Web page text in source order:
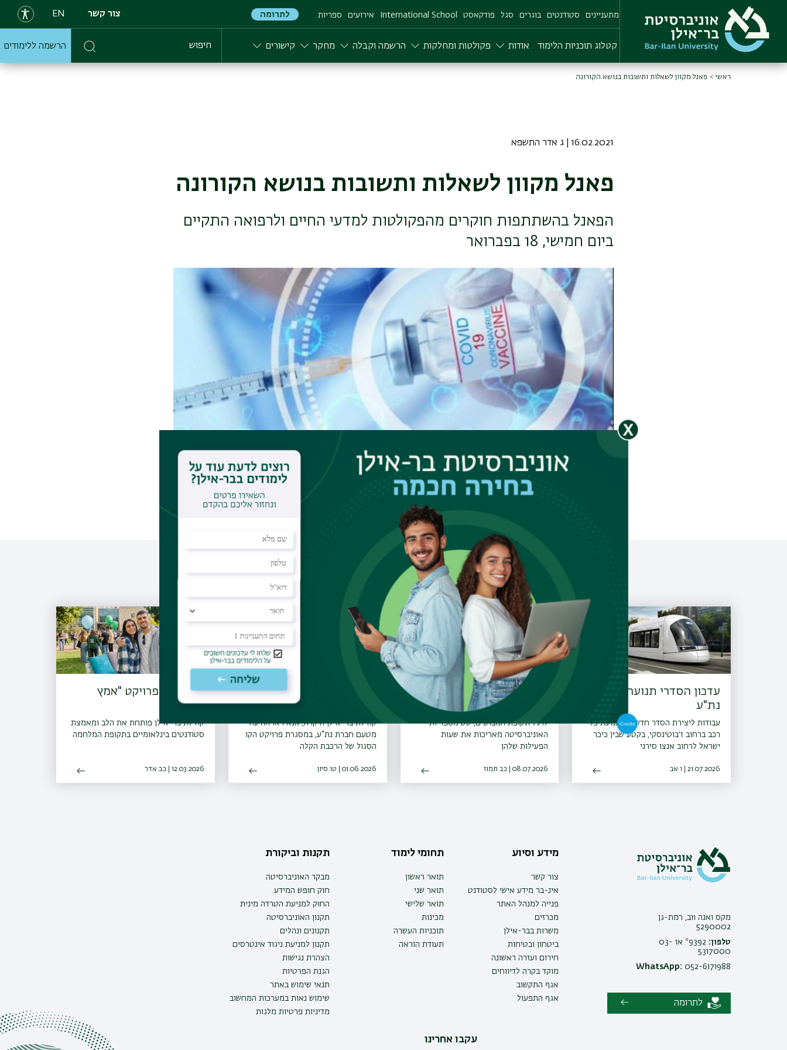
main
content
מתעניינים סטודנטים בוגרים סגל פודקאסט International School אירועים ספריות לתרומה צור קשר EN
קטלוג תוכניות הלימוד אודות פקולטות ומחלקות הרשמה וקבלה מחקר קישורים חיפוש הרשמה ללימודים
ראשי פאנל מקוון לשאלות ותשובות בנושא הקורונה
16.02.2021 | ג אדר התשפא
פאנל מקוון לשאלות ותשובות בנושא הקורונה
הפאנל בהשתתפות חוקרים מהפקולטות למדעי החיים ולרפואה התקיים
ביום חמישי, 18 בפברואר
תמונה
עוד פרסומים שיעניינו אותך
עדכון הסדרי תנועה מחברת
נת"ע
עבודות ליצירת הסדר חדש של תנועת כלי
רכב ברחוב ז׳בוטינסקי, בקטע שבין כיכר
ישראל לרחוב אנצו סירני
21.07.2026 | ו אב
הארכת שעות הפעילות של
ספריות בר-אילן
לרגל תקופת המבחנים, שש מספריות
האוניברסיטה מאריכות את שעות
הפעילות שלהן
08.07.2026 | כב תמוז
הסדר תנועה חדש בצומת
קהילת בר-אילן היקרה, אנא ראו הודעה
מטעם חברת נת"ע, במסגרת פרויקט הקו
הסגול של הרכבת הקלה
01.06.2026 | טו סיון
הצטרפו לפרויקט "אמץ
סטודנט"
קהילת בר-אילן פותחת את הלב ומאמצת
סטודנטים בינלאומיים בתקופת המלחמה
12.03.2026 | כב אדר
מקס ואנה ווב, רמת-גן
5290002
טלפון:
9392* או 03-
5317000
WhatsApp: 052-6171988
לתרומה
מידע וסיוע
צור קשר
אינ-בר מידע אישי לסטודנט
פנייה למנהל האתר
מכרזים
משרות בבר-אילן
ביטחון ובטיחות
חירום ועזרה ראשונה
מוקד בקרה לדיווחים
אגף התקשוב
אגף התפעול
תחומי לימוד
תואר ראשון
תואר שני
תואר שלישי
מכינות
תוכניות העשרה
תעודת הוראה
תקנות וביקורת
מבקר האוניברסיטה
חוק חופש המידע
החוק למניעת הטרדה מינית
תקנון האוניברסיטה
תקנונים ונהלים
תקנון למניעת ניגוד אינטרסים
הצהרת נגישות
הגנת הפרטיות
תנאי שימוש באתר
שימוש נאות במערכות המחשוב
מדיניות פרטיות מלגות
עקבו אחרינו